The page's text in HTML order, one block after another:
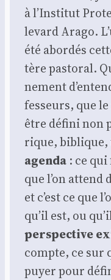
à l’Institut
le­vard Ara­go.
été abor­dés
tère pas­to­ral.
ne­ment
fes­seurs, que
être défi­ni non
rique, biblique,
agen­da : ce qui
que l’on
et c’est ce que
qu’il est, ou
pers­pec­tive
compte, ce sur
puyer pour